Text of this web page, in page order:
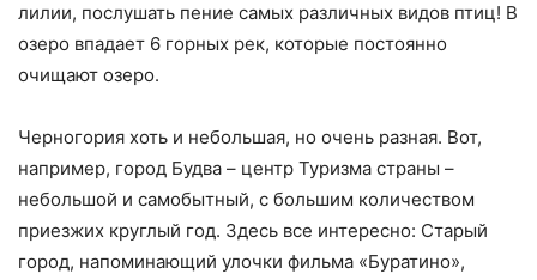
лилии, послушать пение самых различных видов птиц! В
озеро впадает 6 горных рек, которые постоянно
очищают озеро.
Черногория хоть и небольшая, но очень разная. Вот,
например, город Будва – центр Туризма страны –
небольшой и самобытный, с большим количеством
приезжих круглый год. Здесь все интересно: Старый
город, напоминающий улочки фильма «Буратино»,